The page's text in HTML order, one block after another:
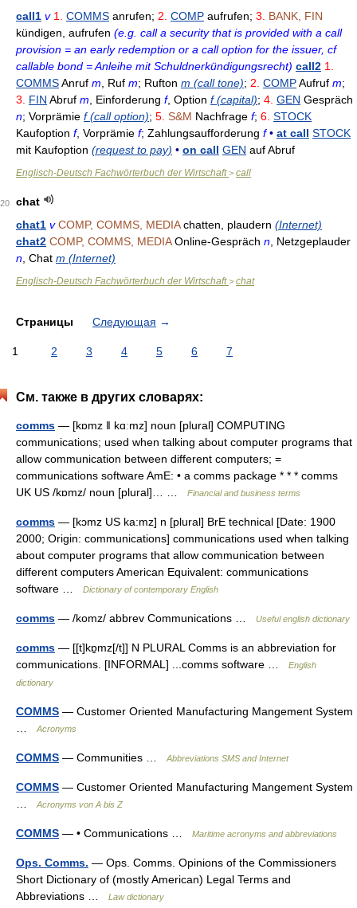
call1 v 1. COMMS anrufen; 2. COMP aufrufen; 3.
BANK, FIN
kündigen, aufrufen (e.g. call a security that is provided with a call
provision = an early redemption or a call option for the issuer, cf
callable bond = Anleihe mit Schuldnerkündigungsrecht) call2 1.
COMMSAnruf m , Ruf m; Rufton m (call tone); 2. COMPAufruf m;
3.
FIN Abruf m , Einforderung f, Option f (capital); 4. GEN Gespräch
n; Vorprämie f (call option); 5. S&M Nachfrage f; 6. STOCK
Kaufoption f, Vorprämie f; Zahlungsaufforderung f • at call STOCK
mit Kaufoption (request to pay) • on call GEN auf Abruf
Englisch-Deutsch Fachwörterbuch der Wirtschaft> call
20
chat
chat1 v COMP, COMMS, MEDIAchatten, plaudern (Internet)
chat2 COMP, COMMS, MEDIAOnline-Gespräch n , Netzgeplauder
n , Chat m (Internet)
Englisch-Deutsch Fachwörterbuch der Wirtschaft> chat
Страницы Следующая →
1 2 3 4 5 6 7
См. также в других словарях:
comms — [kɒmz ǁ kɑːmz] noun [plural] COMPUTING
communications; used when talking about computer programs that
allow communication between different computers; =
communications software AmE: • a comms package * * * comms
UK US /kɒmz/ noun [plural]… …
Financial and business terms
comms — [kɔmz US ka:mz] n [plural] BrE technical [Date: 1900
2000; Origin: communications] communications used when talking
about computer programs that allow communication between
different computers American Equivalent: communications
software …
Dictionary of contemporary English
comms — /komz/ abbrev Communications … Useful english dictionary
comms — [[t]kɒ̱mz[/t]] N PLURAL Comms is an abbreviation for
communications. [INFORMAL] ...comms software …
English
dictionary
COMMS — Customer Oriented Manufacturing Mangement System
Acronyms
COMMS — Communities … Abbreviations SMS and Internet
COMMS — Customer Oriented Manufacturing Mangement System
Acronyms von A bis Z
COMMS — • Communications … Maritime acronyms and abbreviations
Ops. Comms. — Ops. Comms. Opinions of the Commissioners
Short Dictionary of (mostly American) Legal Terms and
Abbreviations …
Law dictionary